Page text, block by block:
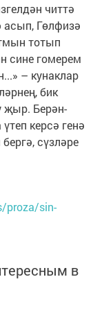
читтә
асып, Гөлфизә
тотып
сине гомерем
– кунаклар
бик
җыр. Берән-
керсә генә
сүзләре
proza/sin-
в